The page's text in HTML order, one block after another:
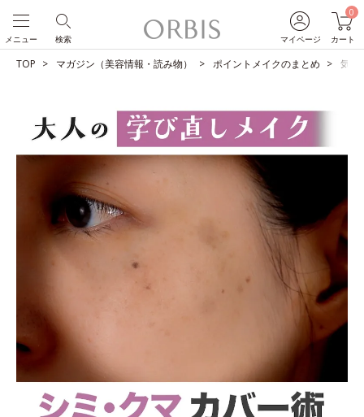
マイページ
0
カート
検索
メニュー
TOP マガジン（美容情報・読み物） ポイントメイクのまとめ 気に